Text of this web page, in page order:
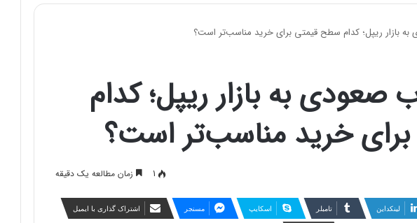
بازار ریپل؛ کدام سطح قیمتی برای خرید مناسب‌تر است؟
به بازار ریپل؛ کدام
خرید مناسب‌تر است؟
1 زمان مطالعه یک دقیقه
لینکداین تامبلر اسکایپ مسنجر اشتراک گذاری با ایمیل